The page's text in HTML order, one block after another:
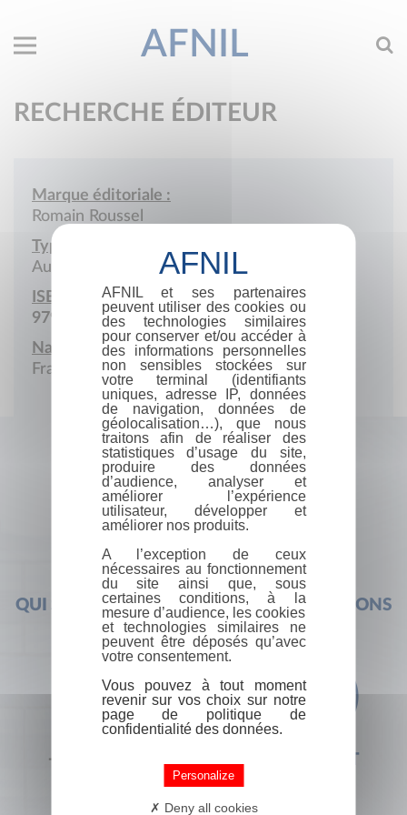
AFNIL
RECHERCHE ÉDITEUR
Marque éditoriale :
Romain Roussel
Type de société :
Auto-édition
ISBN :
979-10-986451
Nationalité :
France
QUI SOMMES-NOUS ? FOIRE AUX QUESTIONS
+33 (0) 1 44 41 29 19 CONTACT
AFNIL et ses partenaires
peuvent utiliser des cookies ou
des technologies similaires
pour conserver et/ou accéder à
des informations personnelles
non sensibles stockées sur
votre terminal (identifiants
uniques, adresse IP, données
de navigation, données de
géolocalisation…), que nous
traitons afin de réaliser des
statistiques d’usage du site,
produire des données
d’audience, analyser et
améliorer l’expérience
utilisateur, développer et
améliorer nos produits.
A l’exception de ceux
nécessaires au fonctionnement
du site ainsi que, sous
certaines conditions, à la
mesure d’audience, les cookies
et technologies similaires ne
peuvent être déposés qu’avec
votre consentement.
Vous pouvez à tout moment
revenir sur vos choix sur notre
page de politique de
confidentialité des données.
Personalize
Deny all cookies